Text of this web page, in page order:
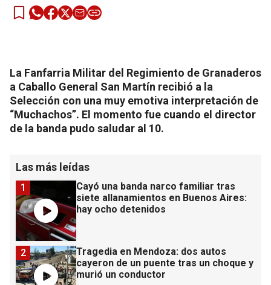
La Fanfarria Militar del Regimiento de Granaderos
a Caballo General San Martín recibió a la
Selección con una muy emotiva interpretación de
“Muchachos”. El momento fue cuando el director
de la banda pudo saludar al 10.
Las más leídas
Cayó una banda narco familiar tras
siete allanamientos en Buenos Aires:
hay ocho detenidos
1
Tragedia en Mendoza: dos autos
cayeron de un puente tras un choque y
murió un conductor
2